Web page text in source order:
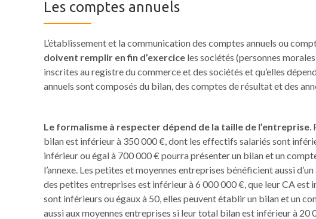
Les comptes annuels
L’établissement et la communication des comptes annuels ou
doivent remplir en fin d’exerciceles sociétés (personnes
inscrites au registre du commerce et des sociétés et qu’elles
annuels sont composés du bilan, des comptes de résultat et des
Le formalisme à respecter dépend de la taille de l’entreprise.
bilan est inférieur à 350 000 €, dont les effectifs salariés sont
inférieur ou égal à 700 000 € pourra présenter un bilan et un
l’annexe. Les petites et moyennes entreprises bénéficient aussi
des petites entreprises est inférieur à 6 000 000 €, que leur CA
sont inférieurs ou égaux à 50, elles peuvent établir un bilan et un
aussi aux moyennes entreprises si leur total bilan est inférieur à